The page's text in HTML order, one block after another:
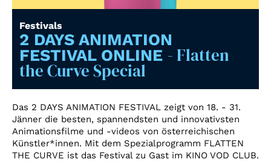
Filmpakete
Gutscheine
& Filmpässe
Account
Festivals
2 DAYS ANIMATION
FESTIVAL ONLINE - Flatten
the Curve Special
Das 2 DAYS ANIMATION FESTIVAL zeigt von 18. - 31.
Jänner die besten, spannendsten und innovativsten
Animationsfilme und -videos von österreichischen
Künstler*innen. Mit dem Spezialprogramm FLATTEN
THE CURVE ist das Festival zu Gast im KINO VOD CLUB.